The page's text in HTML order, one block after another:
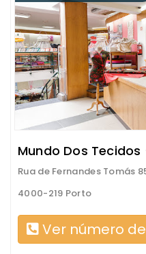
Mundo Dos
Rua de Fernandes Tomás
4000-219 Porto
Ver número